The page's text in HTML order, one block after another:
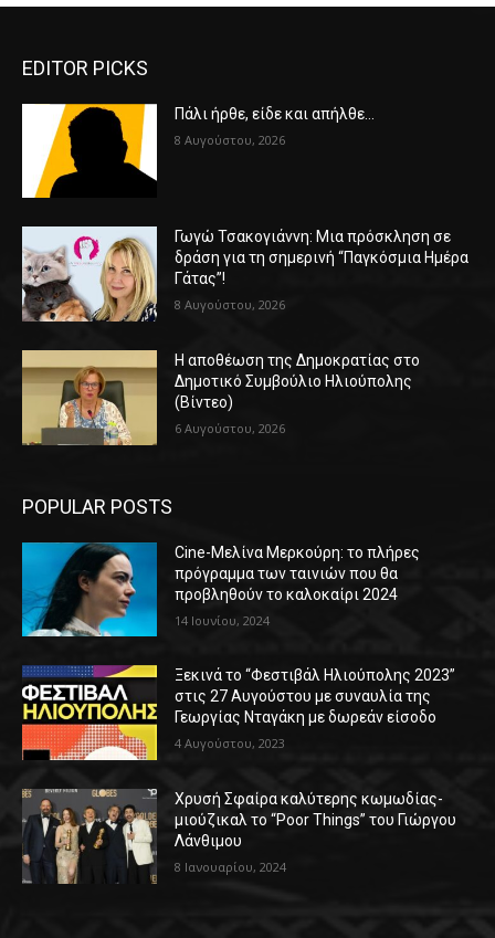
EDITOR PICKS
Πάλι ήρθε, είδε και απήλθε…
8 Αυγούστου, 2026
Γωγώ Τσακογιάννη: Μια πρόσκληση σε
δράση για τη σημερινή “Παγκόσμια Ημέρα
Γάτας”!
8 Αυγούστου, 2026
Η αποθέωση της Δημοκρατίας στο
Δημοτικό Συμβούλιο Ηλιούπολης
(Βίντεο)
6 Αυγούστου, 2026
POPULAR POSTS
Cine-Μελίνα Μερκούρη: το πλήρες
πρόγραμμα των ταινιών που θα
προβληθούν το καλοκαίρι 2024
14 Ιουνίου, 2024
Ξεκινά το “Φεστιβάλ Ηλιούπολης 2023”
στις 27 Αυγούστου με συναυλία της
Γεωργίας Νταγάκη με δωρεάν είσοδο
4 Αυγούστου, 2023
Χρυσή Σφαίρα καλύτερης κωμωδίας-
μιούζικαλ το “Poor Things” του Γιώργου
Λάνθιμου
8 Ιανουαρίου, 2024